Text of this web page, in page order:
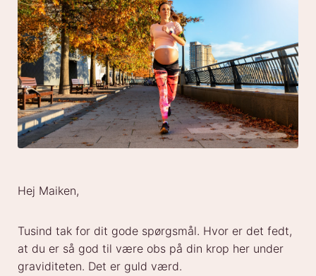
Hej Maiken,
Tusind tak for dit gode spørgsmål. Hvor er det fedt,
at du er så god til være obs på din krop her under
graviditeten. Det er guld værd.